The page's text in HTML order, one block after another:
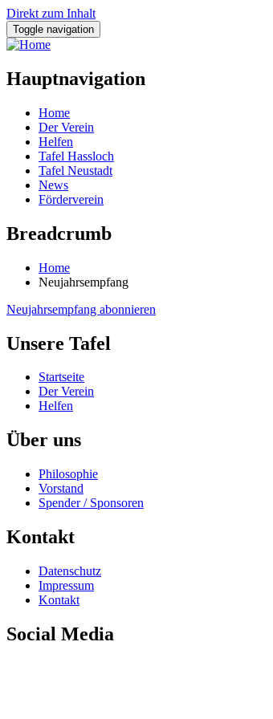
Direkt zum Inhalt
Toggle navigation
Hauptnavigation
Home
Der Verein
Helfen
Tafel Hassloch
Tafel Neustadt
News
Förderverein
Breadcrumb
Home
Neujahrsempfang
Neujahrsempfang abonnieren
Unsere Tafel
Startseite
Der Verein
Helfen
Über uns
Philosophie
Vorstand
Spender / Sponsoren
Kontakt
Datenschutz
Impressum
Kontakt
Social Media